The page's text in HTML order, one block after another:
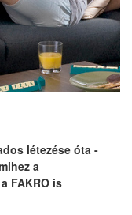
létezése óta -
a
FAKRO is